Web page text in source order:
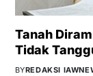
Tanah
Tidak
BYREDAKSI